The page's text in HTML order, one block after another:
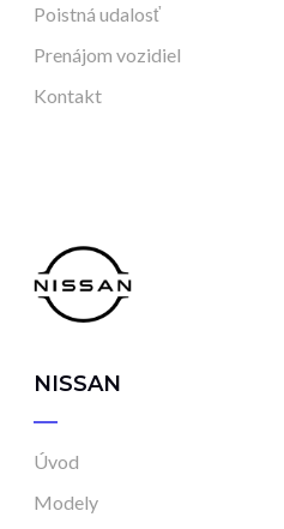
Poistná udalosť
Prenájom vozidiel
Kontakt
NISSAN
Úvod
Modely